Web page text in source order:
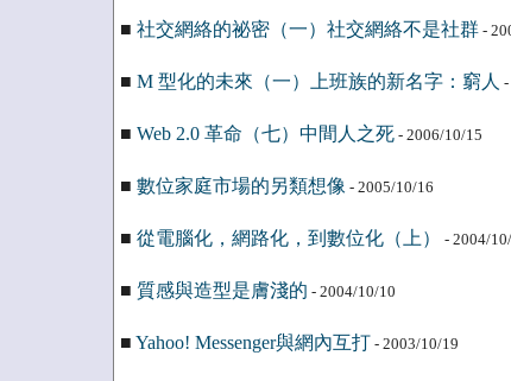
■ 社交網絡的祕密（一）社交網絡不是社群-
■ M 型化的未來（一）上班族的新名字：窮人
■ Web 2.0 革命（七）中間人之死- 2006/10/15
■ 數位家庭市場的另類想像- 2005/10/16
■ 從電腦化，網路化，到數位化（上） - 2004/
■ 質感與造型是膚淺的 - 2004/10/10
■ Yahoo! Messenger與網內互打 - 2003/10/19